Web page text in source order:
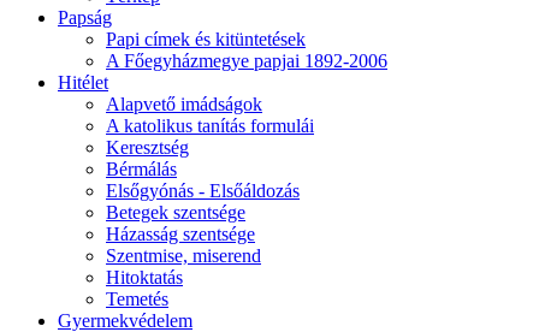
Papság
Papi címek és kitüntetések
A Főegyházmegye papjai 1892-2006
Hitélet
Alapvető imádságok
A katolikus tanítás formulái
Keresztség
Bérmálás
Elsőgyónás - Elsőáldozás
Betegek szentsége
Házasság szentsége
Szentmise, miserend
Hitoktatás
Temetés
Gyermekvédelem